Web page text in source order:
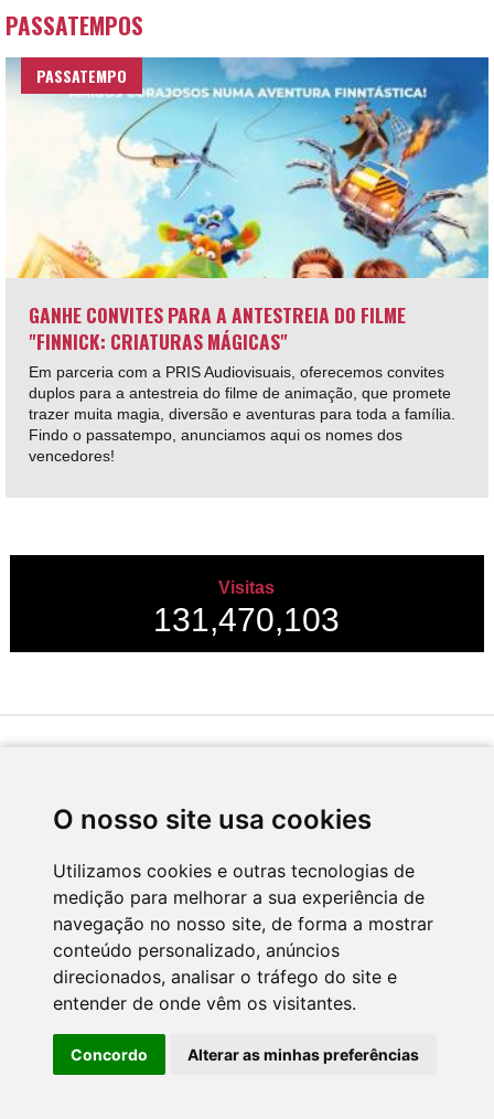
O nosso site usa cookies
Utilizamos cookies e outras tecnologias de
medição para melhorar a sua experiência de
navegação no nosso site, de forma a mostrar
conteúdo personalizado, anúncios
direcionados, analisar o tráfego do site e
entender de onde vêm os visitantes.
Concordo Alterar as minhas preferências
PASSATEMPOS
PASSATEMPO
GANHE CONVITES PARA A ANTESTREIA DO FILME
"FINNICK: CRIATURAS MÁGICAS"
Em parceria com a PRIS Audiovisuais, oferecemos convites
duplos para a antestreia do filme de animação, que promete
trazer muita magia, diversão e aventuras para toda a família.
Findo o passatempo, anunciamos aqui os nomes dos
vencedores!
Visitas
131,470,103
CNC - Centro Nacional de Cultura 2026 © Todos os direitos reservados